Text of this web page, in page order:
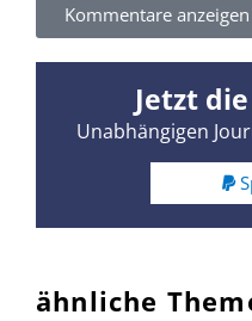
Kommentare anzeigen
Jetzt
Unabhängigen
ähnliche